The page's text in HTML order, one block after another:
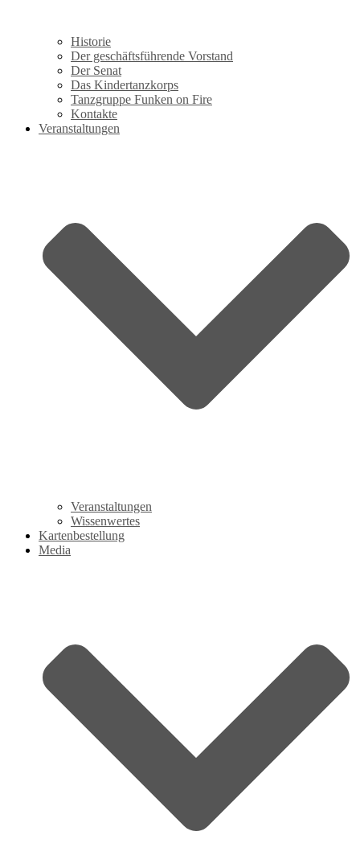
Historie
Der geschäftsführende Vorstand
Der Senat
Das Kindertanzkorps
Tanzgruppe Funken on Fire
Kontakte
Veranstaltungen
Veranstaltungen
Wissenwertes
Kartenbestellung
Media